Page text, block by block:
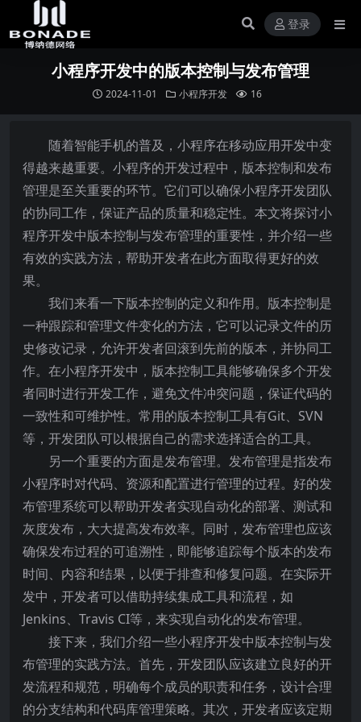
登录
小程序开发中的版本控制与发布管理
2024-11-01 小程序开发 16
随着智能手机的普及，小程序在移动应用开发中变
得越来越重要。小程序的开发过程中，版本控制和发布
管理是至关重要的环节。它们可以确保小程序开发团队
的协同工作，保证产品的质量和稳定性。本文将探讨小
程序开发中版本控制与发布管理的重要性，并介绍一些
有效的实践方法，帮助开发者在此方面取得更好的效
果。
我们来看一下版本控制的定义和作用。版本控制是
一种跟踪和管理文件变化的方法，它可以记录文件的历
史修改记录，允许开发者回滚到先前的版本，并协同工
作。在小程序开发中，版本控制工具能够确保多个开发
者同时进行开发工作，避免文件冲突问题，保证代码的
一致性和可维护性。常用的版本控制工具有Git、SVN
等，开发团队可以根据自己的需求选择适合的工具。
另一个重要的方面是发布管理。发布管理是指发布
小程序时对代码、资源和配置进行管理的过程。好的发
布管理系统可以帮助开发者实现自动化的部署、测试和
灰度发布，大大提高发布效率。同时，发布管理也应该
确保发布过程的可追溯性，即能够追踪每个版本的发布
时间、内容和结果，以便于排查和修复问题。在实际开
发中，开发者可以借助持续集成工具和流程，如
Jenkins、Travis CI等，来实现自动化的发布管理。
接下来，我们介绍一些小程序开发中版本控制与发
布管理的实践方法。首先，开发团队应该建立良好的开
发流程和规范，明确每个成员的职责和任务，设计合理
的分支结构和代码库管理策略。其次，开发者应该定期